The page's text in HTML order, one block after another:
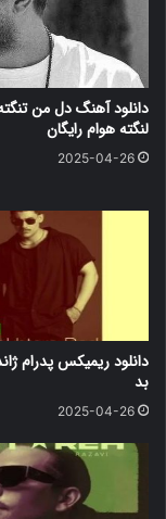
دانلود آهنگ دل من
لنگته هوام رایگان
2025-04-26
دانلود ریمیکس پدرام
بد
2025-04-26